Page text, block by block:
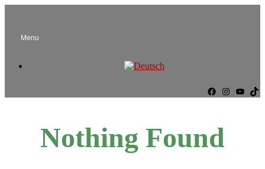
Menu
Facebook
Nothing Found